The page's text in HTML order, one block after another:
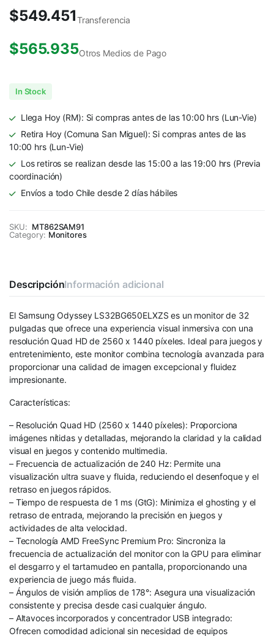
$549.451Transferencia
$565.935Otros Medios de Pago
In Stock
Llega Hoy (RM): Si compras antes de las 10:00 hrs (Lun-Vie)
Retira Hoy (Comuna San Miguel): Si compras antes de las
10:00 hrs (Lun-Vie)
Los retiros se realizan desde las 15:00 a las 19:00 hrs (Previa
coordinación)
Envíos a todo Chile desde 2 días hábiles
SKU: MT862SAM91
Category: Monitores
DescripciónInformación adicional
El Samsung Odyssey LS32BG650ELXZS es un monitor de 32
pulgadas que ofrece una experiencia visual inmersiva con una
resolución Quad HD de 2560 x 1440 píxeles. Ideal para juegos y
entretenimiento, este monitor combina tecnología avanzada para
proporcionar una calidad de imagen excepcional y fluidez
impresionante.
Características:
– Resolución Quad HD (2560 x 1440 píxeles): Proporciona
imágenes nítidas y detalladas, mejorando la claridad y la calidad
visual en juegos y contenido multimedia.
– Frecuencia de actualización de 240 Hz: Permite una
visualización ultra suave y fluida, reduciendo el desenfoque y el
retraso en juegos rápidos.
– Tiempo de respuesta de 1 ms (GtG): Minimiza el ghosting y el
retraso de entrada, mejorando la precisión en juegos y
actividades de alta velocidad.
– Tecnología AMD FreeSync Premium Pro: Sincroniza la
frecuencia de actualización del monitor con la GPU para eliminar
el desgarro y el tartamudeo en pantalla, proporcionando una
experiencia de juego más fluida.
– Ángulos de visión amplios de 178°: Asegura una visualización
consistente y precisa desde casi cualquier ángulo.
– Altavoces incorporados y concentrador USB integrado:
Ofrecen comodidad adicional sin necesidad de equipos